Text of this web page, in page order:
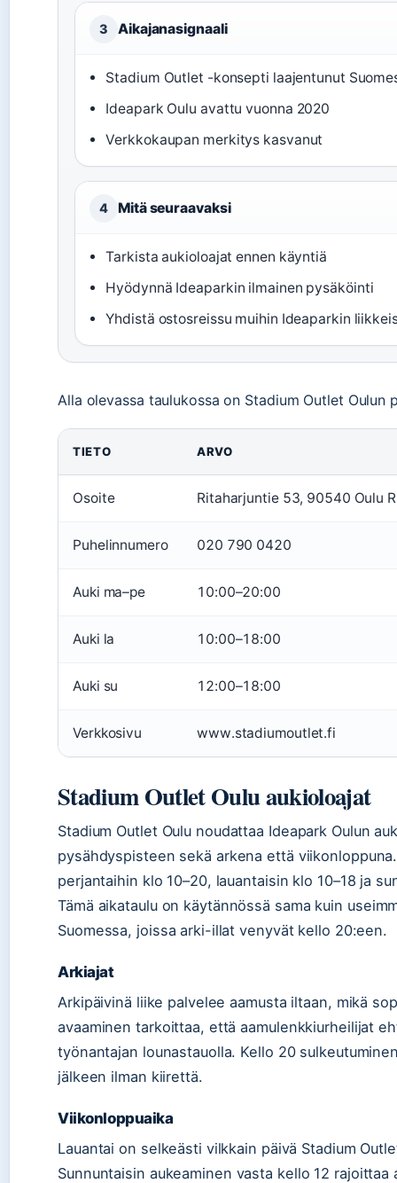
3 Aikajanasignaali
Stadium Outlet -konsepti laajentunut
Ideapark Oulu avattu vuonna 2020
Verkkokaupan merkitys kasvanut
4 Mitä seuraavaksi
Tarkista aukioloajat ennen käyntiä
Hyödynnä Ideaparkin ilmainen pysäköinti
Yhdistä ostosreissu muihin Ideaparkin
Alla olevassa taulukossa on Stadium Outlet
TIETO ARVO
Osoite Ritaharjuntie 53, 90540 Oulu
Puhelinnumero 020 790 0420
Auki ma–pe 10:00–20:00
Auki la 10:00–18:00
Auki su 12:00–18:00
Verkkosivu www.stadiumoutlet.fi
Stadium Outlet Oulu aukioloajat
Stadium Outlet Oulu noudattaa Ideapark Oulun
pysähdyspisteen sekä arkena että
perjantaihin klo 10–20, lauantaisin klo 10–18 ja
Tämä aikataulu on käytännössä sama kuin
Suomessa, joissa arki-illat venyvät kello 20:een.
Arkiajat
Arkipäivinä liike palvelee aamusta iltaan, mikä
avaaminen tarkoittaa, että aamulenkkiurheilijat
työnantajan lounastauolla. Kello 20
jälkeen ilman kiirettä.
Viikonloppuaika
Lauantai on selkeästi vilkkain päivä Stadium
Sunnuntaisin aukeaminen vasta kello 12